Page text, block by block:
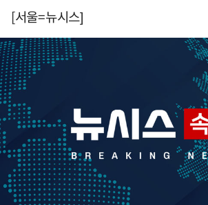
[서울=뉴시스]